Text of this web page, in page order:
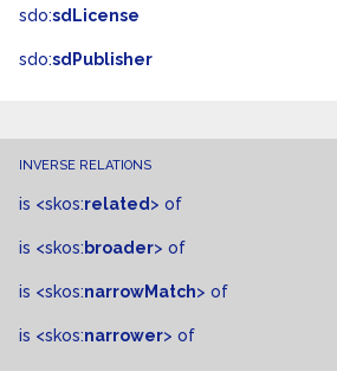
sdo:sdLicense
sdo:sdPublisher
INVERSE RELATIONS
is <skos:related > of
is <skos: broader> of
is <skos:narrowMatch> of
is <skos:narrower> of